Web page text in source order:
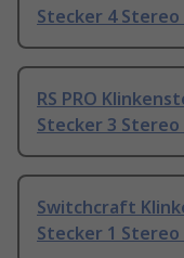
Stecker 4
RS PRO
Stecker 3
Switchcraft
Stecker 1 Stereo